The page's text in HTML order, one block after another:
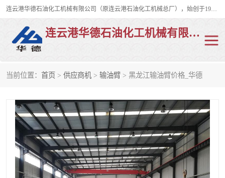
连云港华德石油化工机械有限公司（原连云港石油化工机械总厂），始创于1982年，是从事码头船用流体装卸臂、陆用流体装卸臂（鹤管）、活动梯、钢构平台、定量装车系统等全系列流体装卸设备的设计、制造、销售以及服务的专业供应商。
连云港华德石油化工机械有限公司
当前位置： 首页 > 供应商机 > 输油臂 > 黑龙江输油臂价格_华德
液氨鹤管 液氯鹤管
LNG鹤管 活动梯
平台栈桥 卸车鹤管